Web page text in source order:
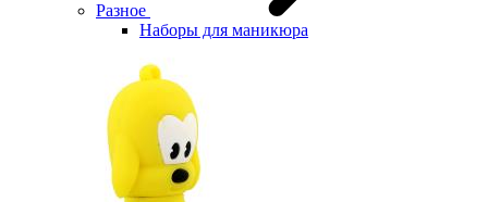
Разное
Наборы для маникюра